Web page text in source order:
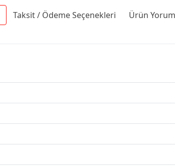
Taksit / Ödeme Seçenekleri Ürün